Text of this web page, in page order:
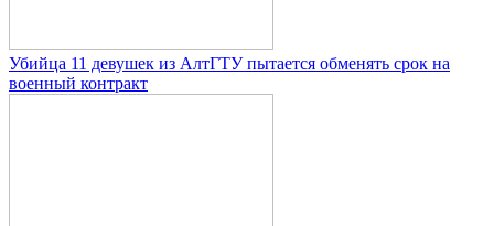
Убийца 11 девушек из АлтГТУ пытается обменять срок на
военный контракт